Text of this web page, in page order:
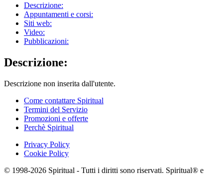
Descrizione:
Appuntamenti e corsi:
Siti web:
Video:
Pubblicazioni:
Descrizione:
Descrizione non inserita dall'utente.
Come contattare Spiritual
Termini del Servizio
Promozioni e offerte
Perchè Spiritual
Privacy Policy
Cookie Policy
© 1998-2026 Spiritual - Tutti i diritti sono riservati. Spiritual® e